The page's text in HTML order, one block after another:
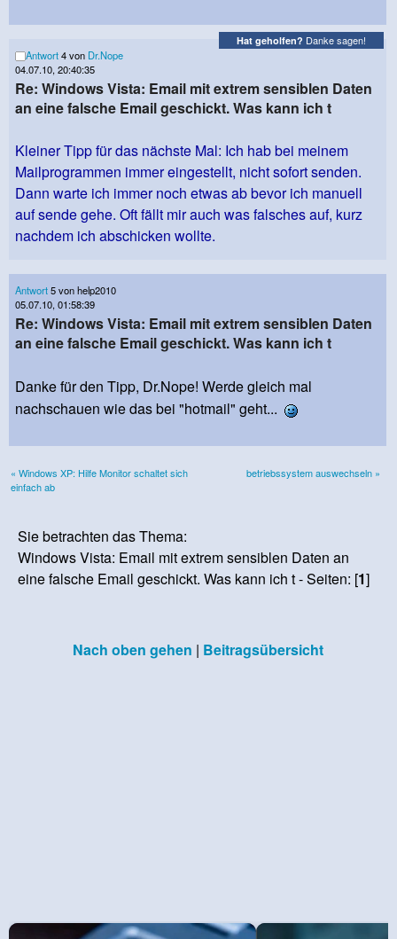
Hat geholfen? Danke sagen!
Antwort4 von Dr.Nope
04.07.10, 20:40:35
Re: Windows Vista: Email mit extrem sensiblen Daten
an eine falsche Email geschickt. Was kann ich t
Kleiner Tipp für das nächste Mal: Ich hab bei meinem
Mailprogrammen immer eingestellt, nicht sofort senden.
Dann warte ich immer noch etwas ab bevor ich manuell
auf sende gehe. Oft fällt mir auch was falsches auf, kurz
nachdem ich abschicken wollte.
Antwort5 von help2010
05.07.10, 01:58:39
Re: Windows Vista: Email mit extrem sensiblen Daten
an eine falsche Email geschickt. Was kann ich t
Danke für den Tipp, Dr.Nope! Werde gleich mal
nachschauen wie das bei "hotmail" geht...
« Windows XP: Hilfe Monitor schaltet sich
einfach ab
betriebssystem auswechseln »
Sie betrachten das Thema:
Windows Vista: Email mit extrem sensiblen Daten an
eine falsche Email geschickt. Was kann ich t - Seiten: [1]
Nach oben gehen | Beitragsübersicht